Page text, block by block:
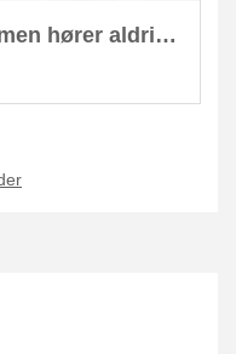
Solsikker renser byjord men hører aldrig hjemme i kompost